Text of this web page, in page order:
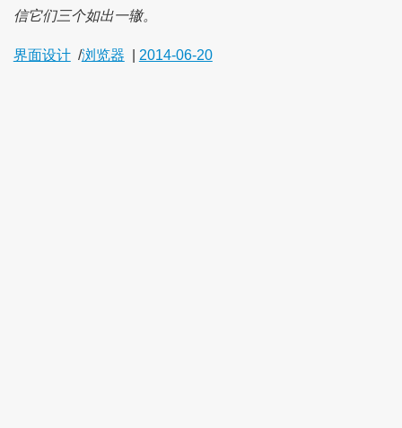
信它们三个如出一辙。
界面设计 /浏览器 2014-06-20